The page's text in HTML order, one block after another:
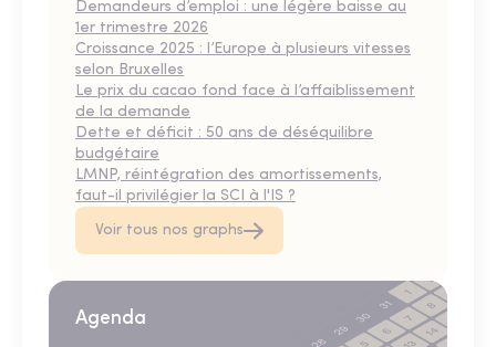
Demandeurs d’emploi : une légère baisse au
1er trimestre 2026
Croissance 2025 : l’Europe à plusieurs vitesses
selon Bruxelles
Le prix du cacao fond face à l’affaiblissement
de la demande
Dette et déficit : 50 ans de déséquilibre
budgétaire
LMNP, réintégration des amortissements,
faut-il privilégier la SCI à l'IS ?
Voir tous nos graphs
Agenda